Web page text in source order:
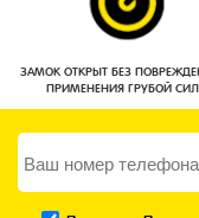
ЗАМОК ОТКРЫТ БЕЗ
ПРИМЕНЕНИЯ ГРУБОЙ